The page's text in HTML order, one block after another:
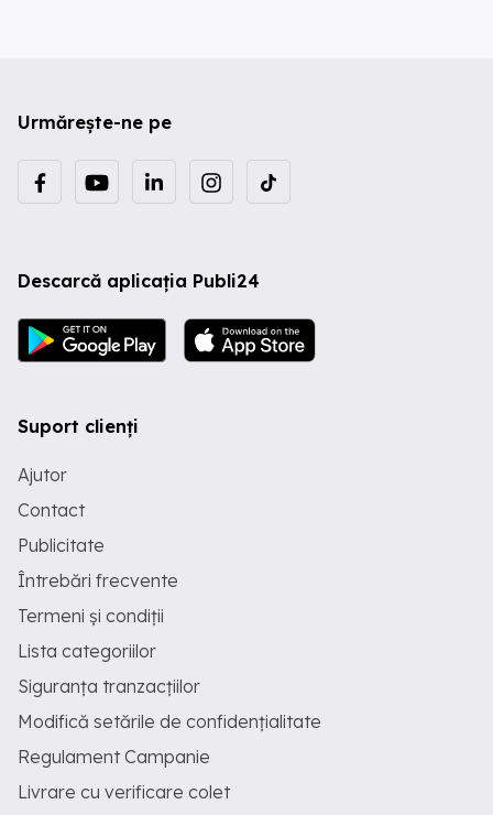
Urmărește-ne pe
Descarcă aplicația Publi24
Suport clienți
Ajutor
Contact
Publicitate
Întrebări frecvente
Termeni și condiții
Lista categoriilor
Siguranța tranzacțiilor
Modifică setările de confidențialitate
Regulament Campanie
Livrare cu verificare colet